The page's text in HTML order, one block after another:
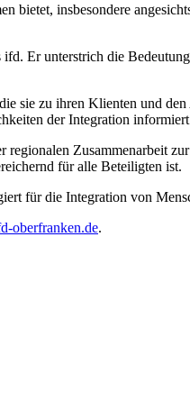
insbesondere
Er unterstrich die
sie zu ihren Klienten und
der Integration
Zusammenarbeit
für alle Beteiligten ist.
für die Integration von
oberfranken.de.